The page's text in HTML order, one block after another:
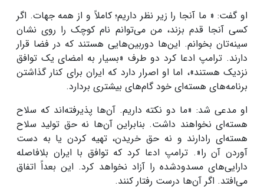
او گفت: « ما آنجا را زیر نظر داریم؛ کاملاً و از همه جهات. اگر
کسی آنجا قدم بزند، من می‌توانم نام کوچک را روی نشان
سینه‌تان بخوانم. این‌ها دوربین‌هایی هستند که در فضا قرار
دارند. ترامپ ادعا کرد دو طرف «بسیار به امضای یک توافق
نزدیک هستند»، اما او اصرار دارد که ایران برای کنار گذاشتن
برنامه‌های هسته‌ای خود گام‌های بیشتری بردارد.
او مدعی شد: «ما دو نکته داریم. آن‌ها پذیرفته‌اند که سلاح
هسته‌ای نخواهند داشت. بنابراین آن‌ها نه حق تولید سلاح
هسته‌ای رادارند و نه حق خریدن، تهیه کردن یا به دست
آوردن آن را.» ترامپ ادعا کرد که توافق با ایران بلافاصله
دارایی‌های مسدودشده را آزاد نخواهد کرد. این بعداً اتفاق
می‌افتد. اگر آن‌ها درست رفتار کنند.